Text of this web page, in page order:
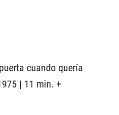
cuando quería
| 11 min. +